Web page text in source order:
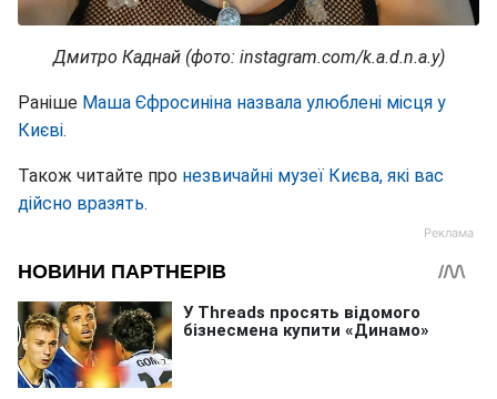
Дмитро Каднай (фото: instagram.com/k.a.d.n.a.y)
Раніше Маша Єфросиніна назвала улюблені місця у
Києві.
Також читайте про незвичайні музеї Києва, які вас
дійсно вразять.